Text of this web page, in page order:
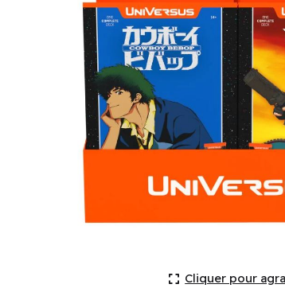
Cowboy Bebop and Trigun
Cliquer pour